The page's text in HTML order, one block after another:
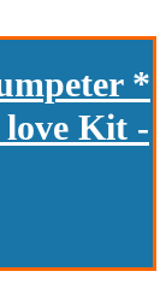
*
Kit -